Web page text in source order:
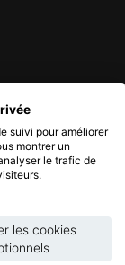
suivi pour améliorer
montrer un
le trafic de
les cookies